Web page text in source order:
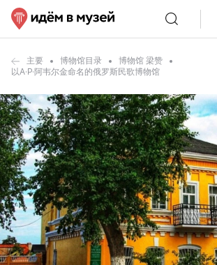
主要 博物馆目录
博物馆 梁赞
以A·P·阿韦尔金命名的俄罗斯民歌博物馆